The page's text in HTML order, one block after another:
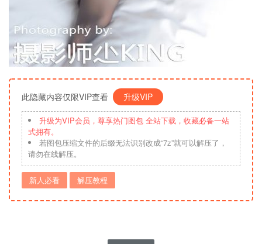
此隐藏内容仅限VIP查看 升级VIP
升级为VIP会员，尊享热门图包 全站下载，收藏必备一站
式拥有。
若图包压缩文件的后缀无法识别改成“7z”就可以解压了，
请勿在线解压。
新人必看 解压教程